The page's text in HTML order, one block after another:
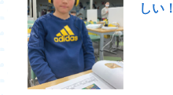
しい！